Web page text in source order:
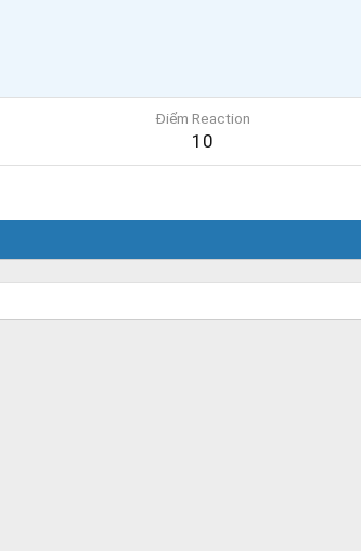
Điểm Reaction
10